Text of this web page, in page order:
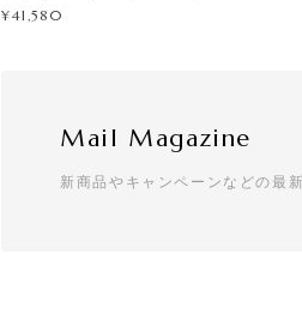
¥41,580
Mail Magazine
新商品やキャンペーンなどの最